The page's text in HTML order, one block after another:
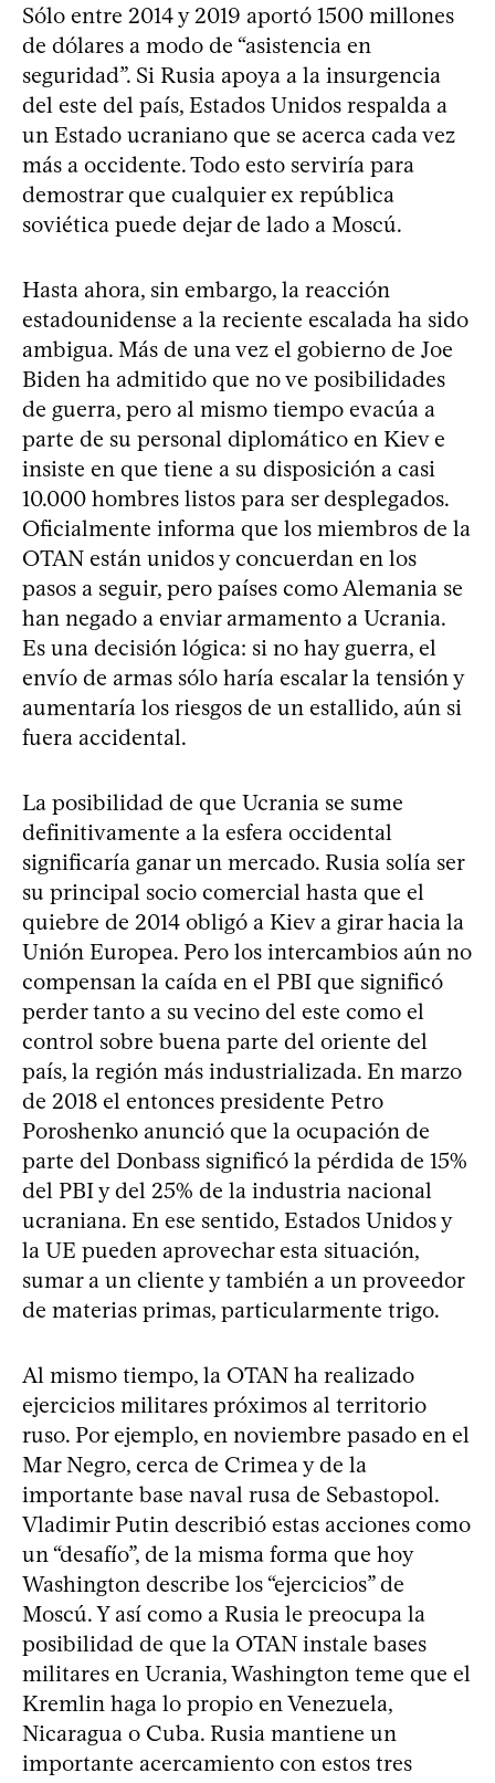
Sólo entre 2014 y 2019 aportó 1500 millones
de dólares a modo de “asistencia en
seguridad”. Si Rusia apoya a la insurgencia
del este del país, Estados Unidos respalda a
un Estado ucraniano que se acerca cada vez
más a occidente. Todo esto serviría para
demostrar que cualquier ex república
soviética puede dejar de lado a Moscú.
Hasta ahora, sin embargo, la reacción
estadounidense a la reciente escalada ha sido
ambigua. Más de una vez el gobierno de Joe
Biden ha admitido que no ve posibilidades
de guerra, pero al mismo tiempo evacúa a
parte de su personal diplomático en Kiev e
insiste en que tiene a su disposición a casi
10.000 hombres listos para ser desplegados.
Oficialmente informa que los miembros de la
OTAN están unidos y concuerdan en los
pasos a seguir, pero países como Alemania se
han negado a enviar armamento a Ucrania.
Es una decisión lógica: si no hay guerra, el
envío de armas sólo haría escalar la tensión y
aumentaría los riesgos de un estallido, aún si
fuera accidental.
La posibilidad de que Ucrania se sume
definitivamente a la esfera occidental
significaría ganar un mercado. Rusia solía ser
su principal socio comercial hasta que el
quiebre de 2014 obligó a Kiev a girar hacia la
Unión Europea. Pero los intercambios aún no
compensan la caída en el PBI que significó
perder tanto a su vecino del este como el
control sobre buena parte del oriente del
país, la región más industrializada. En marzo
de 2018 el entonces presidente Petro
Poroshenko anunció que la ocupación de
parte del Donbass significó la pérdida de 15%
del PBI y del 25% de la industria nacional
ucraniana. En ese sentido, Estados Unidos y
la UE pueden aprovechar esta situación,
sumar a un cliente y también a un proveedor
de materias primas, particularmente trigo.
Al mismo tiempo, la OTAN ha realizado
ejercicios militares próximos al territorio
ruso. Por ejemplo, en noviembre pasado en el
Mar Negro, cerca de Crimea y de la
importante base naval rusa de Sebastopol.
Vladimir Putin describió estas acciones como
un “desafío”, de la misma forma que hoy
Washington describe los “ejercicios” de
Moscú. Y así como a Rusia le preocupa la
posibilidad de que la OTAN instale bases
militares en Ucrania, Washington teme que el
Kremlin haga lo propio en Venezuela,
Nicaragua o Cuba. Rusia mantiene un
importante acercamiento con estos tres